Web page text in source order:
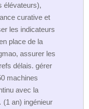
élévateurs),
curative et
les indicateurs
place de la
assurer les
délais. gérer
machines
avec la
an) ingénieur